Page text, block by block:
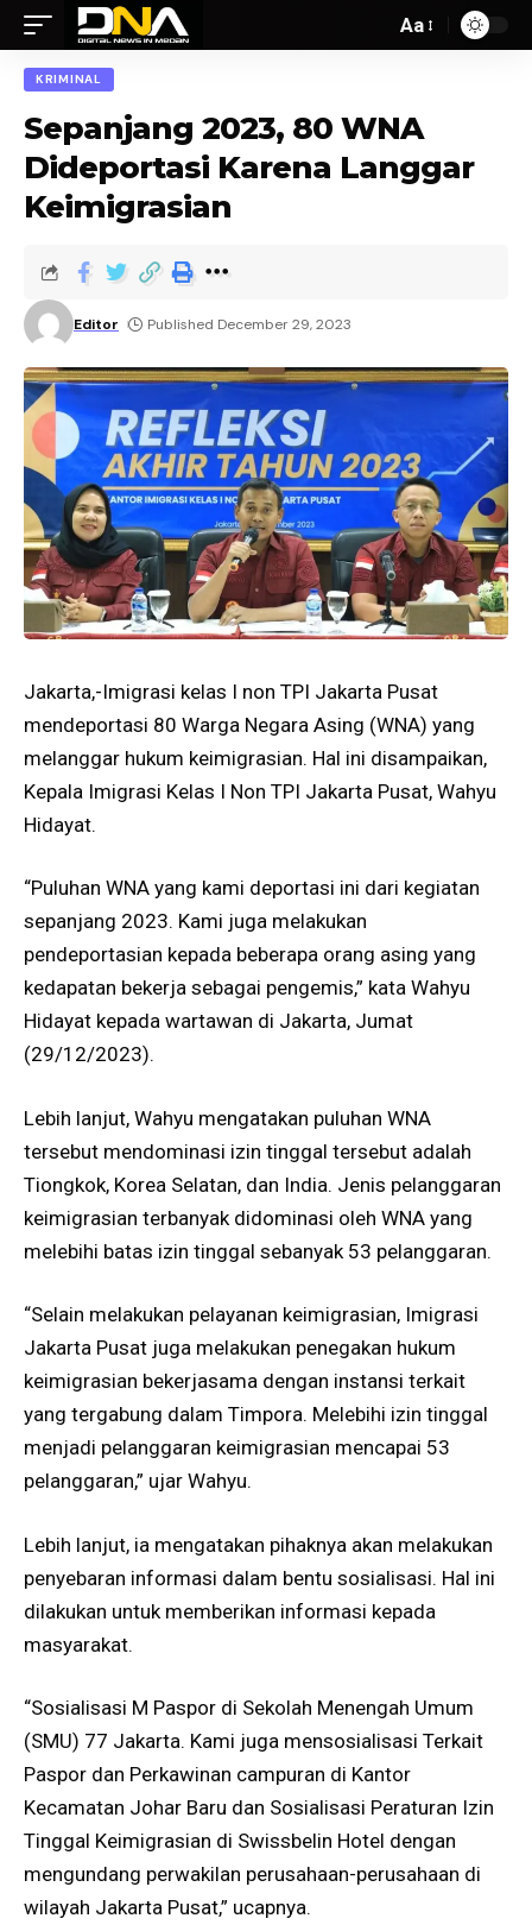
Aa
KRIMINAL
Sepanjang 2023, 80 WNA
Dideportasi Karena Langgar
Keimigrasian
Editor Published December 29, 2023
Jakarta,-Imigrasi kelas I non TPI Jakarta Pusat
mendeportasi 80 Warga Negara Asing (WNA) yang
melanggar hukum keimigrasian. Hal ini disampaikan,
Kepala Imigrasi Kelas I Non TPI Jakarta Pusat, Wahyu
Hidayat.
“Puluhan WNA yang kami deportasi ini dari kegiatan
sepanjang 2023. Kami juga melakukan
pendeportasian kepada beberapa orang asing yang
kedapatan bekerja sebagai pengemis,” kata Wahyu
Hidayat kepada wartawan di Jakarta, Jumat
(29/12/2023).
Lebih lanjut, Wahyu mengatakan puluhan WNA
tersebut mendominasi izin tinggal tersebut adalah
Tiongkok, Korea Selatan, dan India. Jenis pelanggaran
keimigrasian terbanyak didominasi oleh WNA yang
melebihi batas izin tinggal sebanyak 53 pelanggaran.
“Selain melakukan pelayanan keimigrasian, Imigrasi
Jakarta Pusat juga melakukan penegakan hukum
keimigrasian bekerjasama dengan instansi terkait
yang tergabung dalam Timpora. Melebihi izin tinggal
menjadi pelanggaran keimigrasian mencapai 53
pelanggaran,” ujar Wahyu.
Lebih lanjut, ia mengatakan pihaknya akan melakukan
penyebaran informasi dalam bentu sosialisasi. Hal ini
dilakukan untuk memberikan informasi kepada
masyarakat.
“Sosialisasi M Paspor di Sekolah Menengah Umum
(SMU) 77 Jakarta. Kami juga mensosialisasi Terkait
Paspor dan Perkawinan campuran di Kantor
Kecamatan Johar Baru dan Sosialisasi Peraturan Izin
Tinggal Keimigrasian di Swissbelin Hotel dengan
mengundang perwakilan perusahaan-perusahaan di
wilayah Jakarta Pusat,” ucapnya.